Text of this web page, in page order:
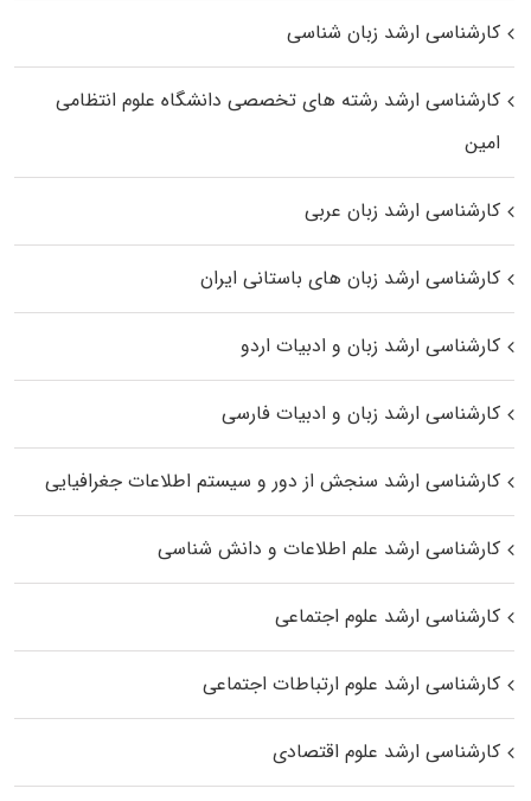
کارشناسی ارشد زبان شناسی
کارشناسی ارشد رﺷﺘﻪ ﻫﺎی تخصصی داﻧﺸﮕﺎه ﻋﻠﻮم انتظامی
اﻣﻴﻦ
کارشناسی ارشد زبان عربی
کارشناسی ارشد زبان‌ های باستانی ایران
کارشناسی ارشد زبان و ادبیات اردو
کارشناسی ارشد زبان و ادبیات فارسی
کارشناسی ارشد سنجش از دور و سیستم اطلاعات جغرافیایی
کارشناسی ارشد علم اطلاعات و دانش شناسی
کارشناسی ارشد علوم اجتماعی
کارشناسی ارشد علوم ارتباطات اجتماعی
کارشناسی ارشد علوم اقتصادی